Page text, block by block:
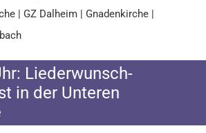
| GZ Dalheim | Gnadenkirche |
Liederwunsch-
in der Unteren